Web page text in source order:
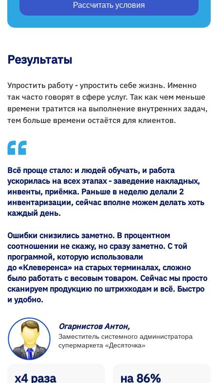
Рассчитать условия
Результаты
Упростить работу - упростить себе жизнь. Именно
так часто говорят в сфере услуг. Так как чем меньше
времени тратится на выполнение внутренних задач,
тем больше времени остаётся для клиентов.
Всё проще стало: и людей обучать, и работа
ускорилась на всех этапах - заведение накладных,
инвенты, приёмка. Раньше в неделю делали 2
инвентаризации, сейчас вполне можем делать хоть
каждый день.
Ошибки снизились заметно. В процентном
соотношении не скажу, но сразу заметно. С той
программой, которую использовали
до «Клеверенса» на старых терминалах, сложно
было работать с весовым товаром. Сейчас мы просто
сканируем продукцию по штрихкодам и всё. Быстро
и удобно.
Огарнистов Антон,
Заместитель системного администратора
супермаркета «Десяточка»
х4 раза на 86%